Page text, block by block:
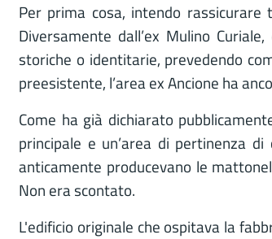
Per prima cosa, intendo
Diversamente dall’ex Mulino
storiche o identitarie, prevedendo
preesistente, l’area ex Ancione ha
Come ha già dichiarato
principale e un’area di pertinenza
anticamente producevano le
Non era scontato.
L'edificio originale che ospitava la